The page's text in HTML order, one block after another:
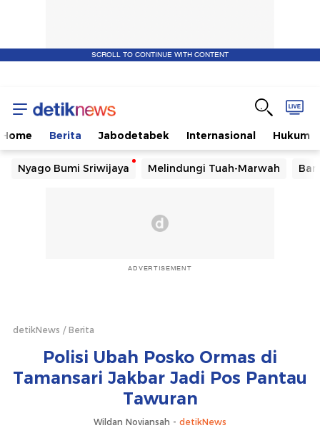
SCROLL TO CONTINUE WITH CONTENT
Home Berita Jabodetabek Internasional Hukum
Nyago Bumi Sriwijaya Melindungi Tuah-Marwah
ADVERTISEMENT
detikNews Berita
Polisi Ubah Posko Ormas di
Tamansari Jakbar Jadi Pos Pantau
Tawuran
Wildan Noviansah - detikNews